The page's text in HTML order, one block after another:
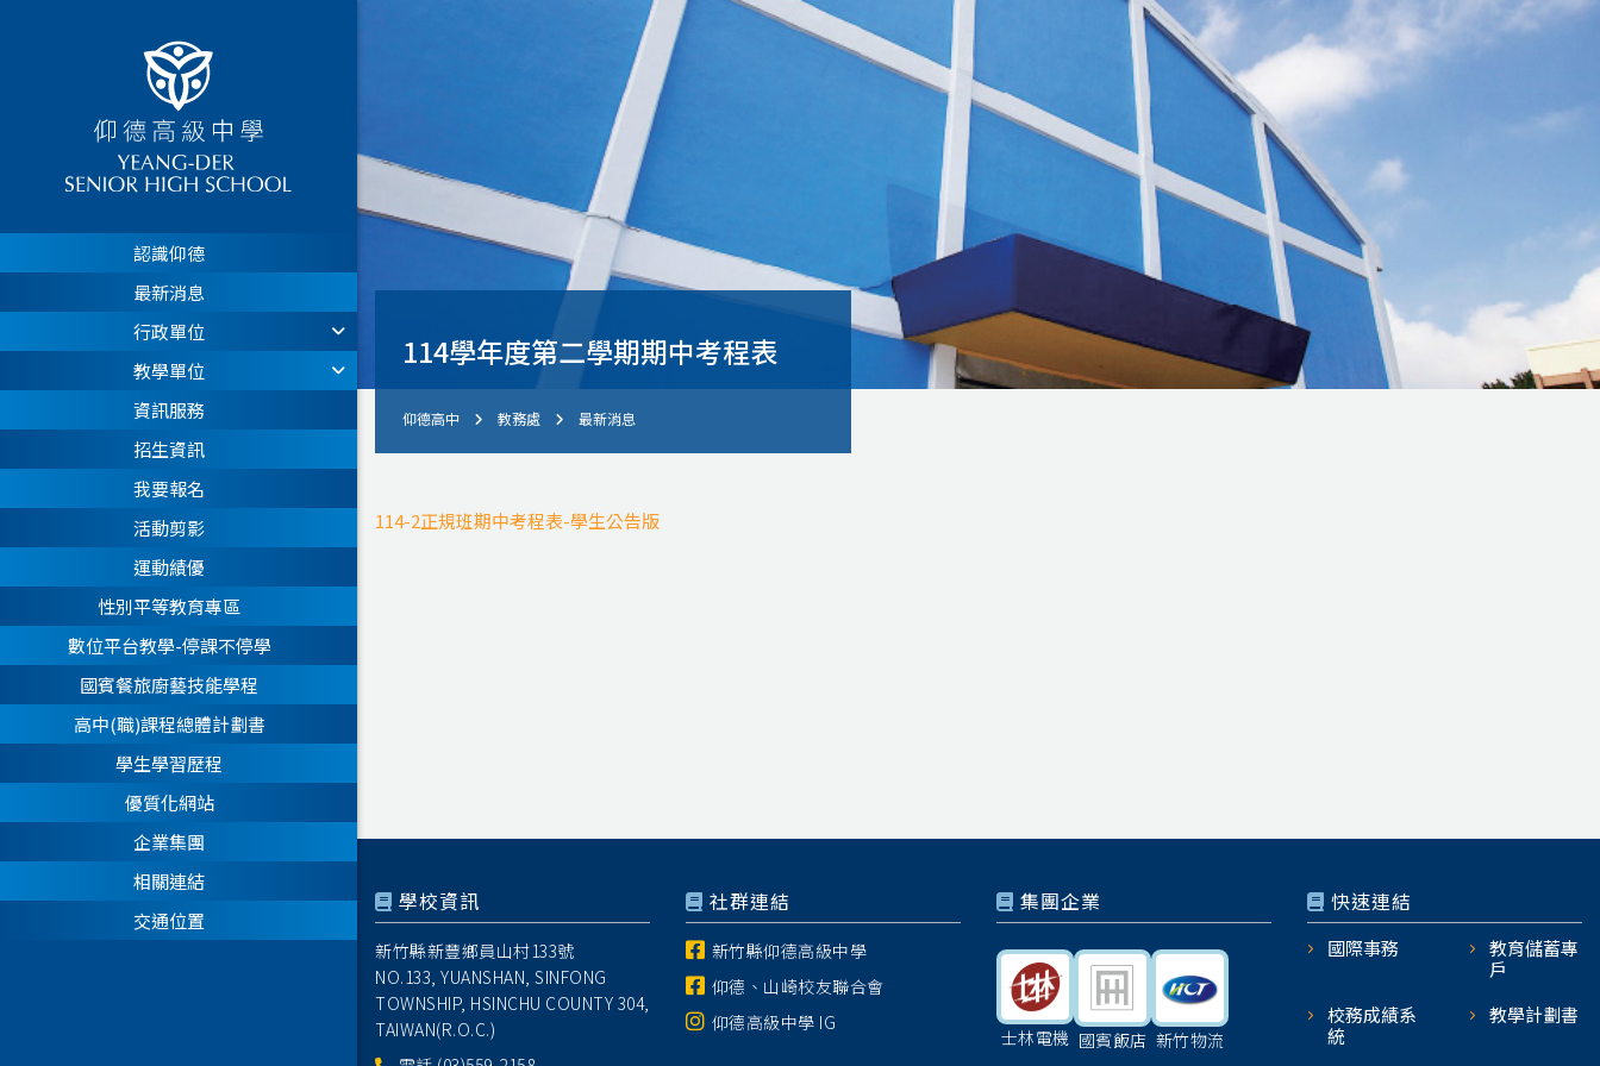
認識仰德
最新消息
行政單位
教學單位
資訊服務
招生資訊
我要報名
活動剪影
運動績優
性別平等教育專區
數位平台教學-停課不停學
國賓餐旅廚藝技能學程
高中(職)課程總體計劃書
學生學習歷程
優質化網站
企業集團
相關連結
交通位置
114學年度第二學期期中考程表
仰德高中 教務處 最新消息
114-2正規班期中考程表-學生公告版
學校資訊
新竹縣新豐鄉員山村133號
NO.133, YUANSHAN, SINFONG
TOWNSHIP, HSINCHU COUNTY 304,
TAIWAN(R.O.C.)
社群連結
新竹縣仰德高級中學
仰德、山崎校友聯合會
仰德高級中學 IG
集團企業
士林電機 國賓飯店 新竹物流
快速連結
國際事務
教育儲蓄專
戶
校務成績系
統
教學計劃書